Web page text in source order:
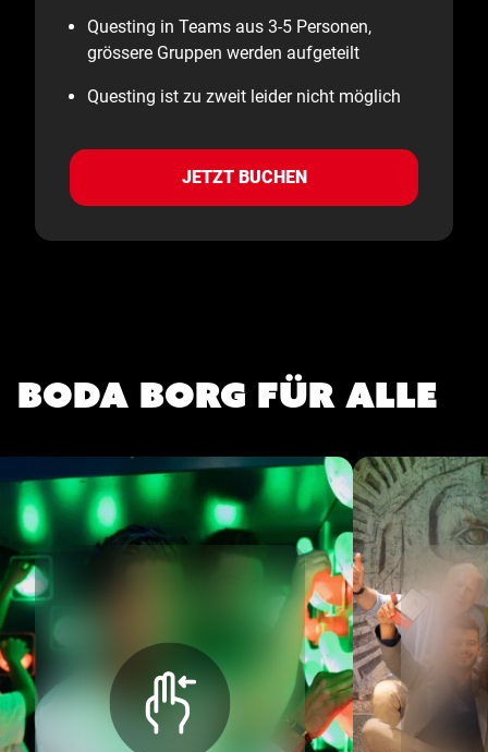
Questing in Teams aus 3-5 Personen,
grössere Gruppen werden aufgeteilt
Questing ist zu zweit leider nicht möglich
JETZT BUCHEN
Boda Borg für alle